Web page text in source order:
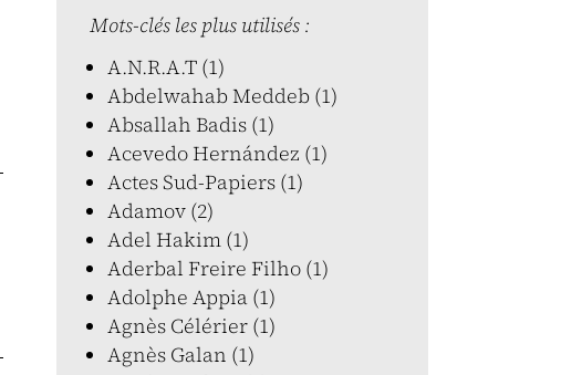
Mots-clés les plus utilisés :
A.N.R.A.T (1)
Abdelwahab Meddeb (1)
Absallah Badis (1)
Acevedo Hernández (1)
Actes Sud-Papiers (1)
Adamov (2)
Adel Hakim (1)
Aderbal Freire Filho (1)
Adolphe Appia (1)
Agnès Célérier (1)
Agnès Galan (1)